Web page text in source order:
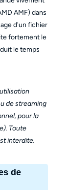
AMF) dans
d'un fichier
fortement le
le temps
de streaming
pour la
Toute
interdite.
de